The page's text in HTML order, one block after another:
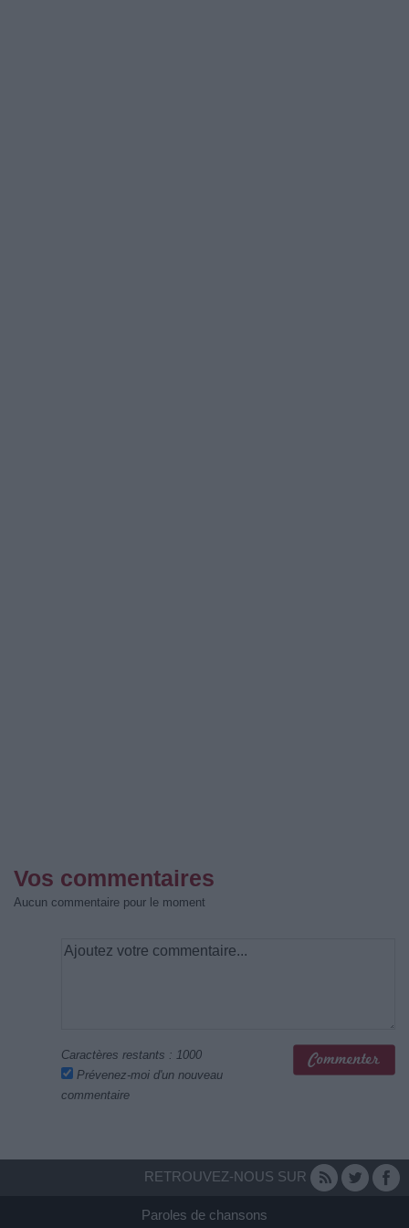
Vos commentaires
Aucun commentaire pour le moment
Caractères restants : 1000
Prévenez-moi d'un nouveau
commentaire
RETROUVEZ-NOUS SUR
Paroles de chansons